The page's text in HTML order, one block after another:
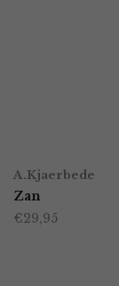
A.Kjaerbede
Zan
€29,95